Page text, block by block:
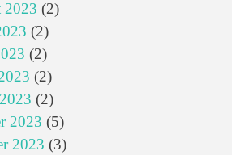
2023 (2)
(2)
(2)
(2)
(2)
2023 (5)
2023 (3)